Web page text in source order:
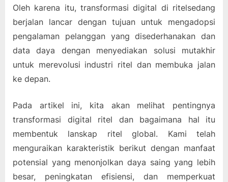
Oleh karena itu, transformasi digital di ritelsedang
berjalan lancar dengan tujuan untuk mengadopsi
pengalaman pelanggan yang disederhanakan dan
data daya dengan menyediakan solusi mutakhir
untuk merevolusi industri ritel dan membuka jalan
ke depan.
Pada artikel ini, kita akan melihat pentingnya
transformasi digital ritel dan bagaimana hal itu
membentuk lanskap ritel global. Kami telah
menguraikan karakteristik berikut dengan manfaat
potensial yang menonjolkan daya saing yang lebih
besar, peningkatan efisiensi, dan memperkuat